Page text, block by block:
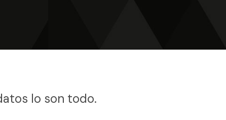
lo son todo.